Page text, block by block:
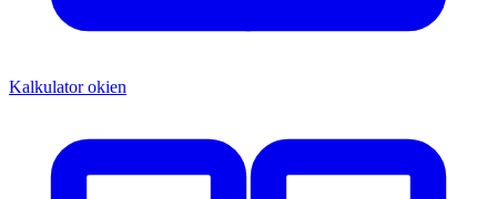
Kalkulator okien